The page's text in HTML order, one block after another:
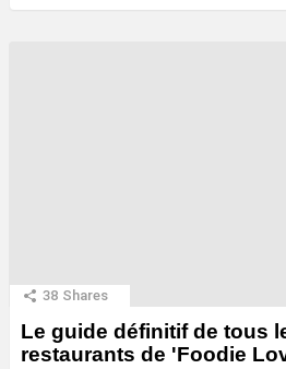
38 Shares
Le guide définitif de tous
restaurants de 'Foodie